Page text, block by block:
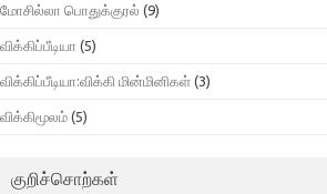
மோசில்லா பொதுக்குரல் (9)
விக்கிப்பீடியா (5)
விக்கிப்பீடியா:விக்கி மின்மினிகள் (3)
விக்கிமூலம் (5)
குறிச்சொற்கள்